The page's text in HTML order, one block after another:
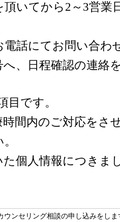
頂いてから2～3営業
電話にてお問い合わ
へ、日程確認の連絡
目です。
間内のご対応をさ
個人情報につきま
ウンセリング相談の申し込みをし